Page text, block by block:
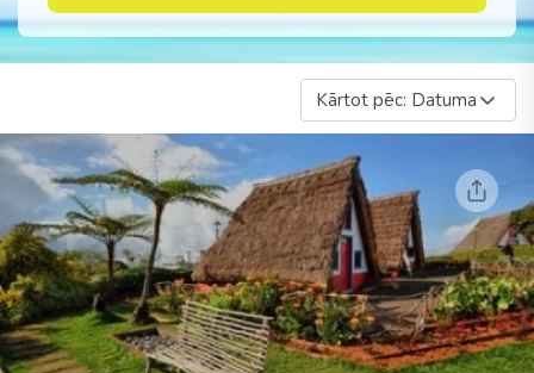
Kārtot pēc: Datuma